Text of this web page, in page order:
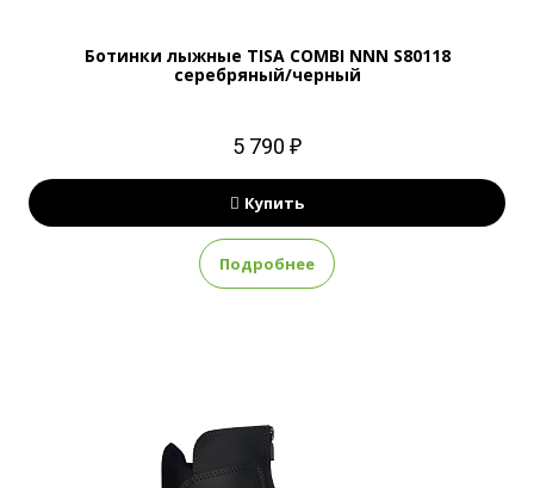
Ботинки лыжные TISA COMBI NNN S80118
серебряный/черный
5 790 ₽
Купить
Подробнее